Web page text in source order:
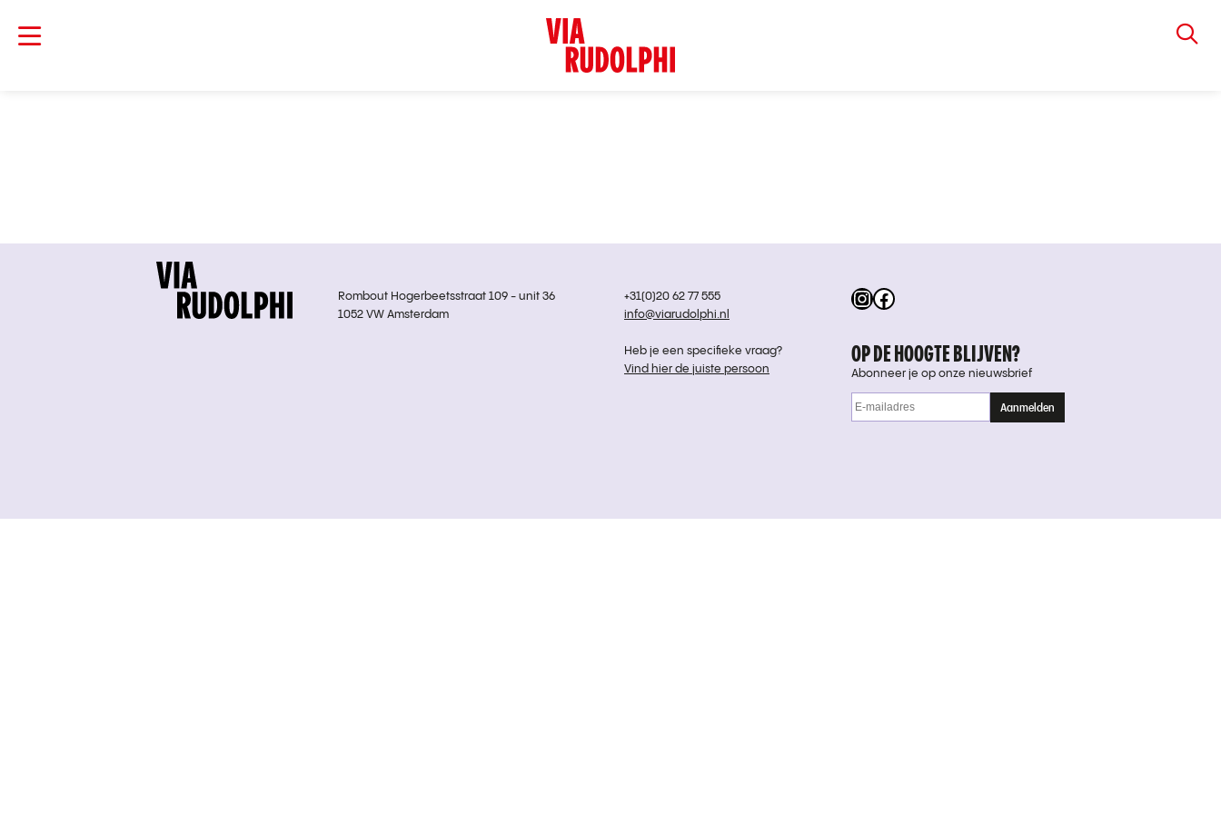
Instagram
Facebook
Rombout Hogerbeetsstraat 109 - unit 36
1052 VW Amsterdam
+31(0)20 62 77 555
info@viarudolphi.nl
Heb je een specifieke vraag?
Vind hier de juiste persoon
OP DE HOOGTE BLIJVEN?
Abonneer je op onze nieuwsbrief